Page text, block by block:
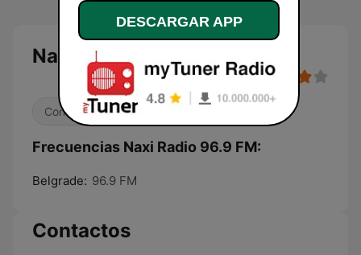
Naxi Radio 96.9 FM
Contemporánea para adultos
Frecuencias Naxi Radio 96.9 FM:
Belgrade: 96.9 FM
Contactos
DESCARGAR APP